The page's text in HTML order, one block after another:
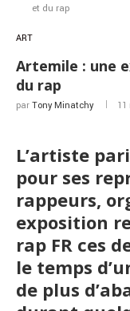
et du rap
ART
Artemile : une
du rap
par Tony Minatchy
L’artiste
pour ses
rappeurs,
exposition
rap FR ces
le temps
de plus